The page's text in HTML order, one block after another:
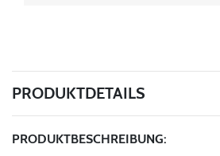
PRODUKTDETAILS
PRODUKTBESCHREIBUNG: